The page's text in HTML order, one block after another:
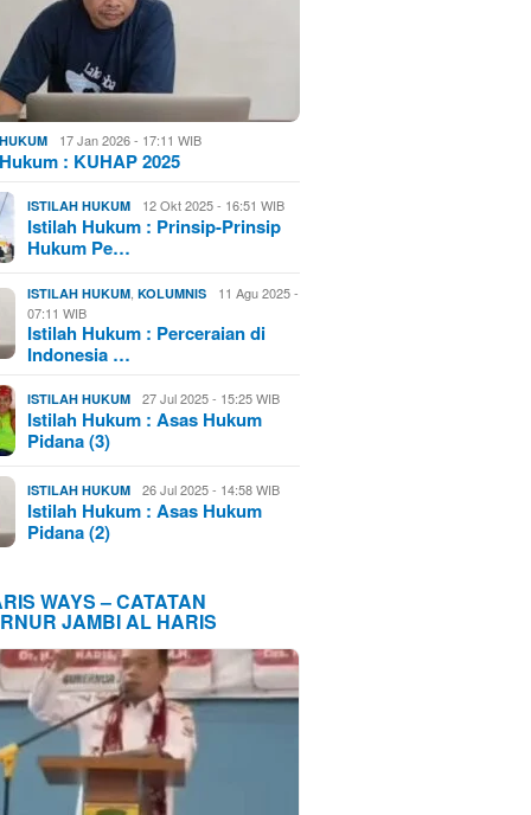
17 Jan 2026 - 17:11 WIB
: KUHAP 2025
ISTILAH HUKUM 12 Okt 2025 - 16:51 WIB
Istilah Hukum : Prinsip-Prinsip
Hukum Pe…
ISTILAH HUKUM ,KOLUMNIS
11 Agu 2025 -
07:11 WIB
Istilah Hukum : Perceraian di
Indonesia …
ISTILAH HUKUM 27 Jul 2025 - 15:25 WIB
Istilah Hukum : Asas Hukum
Pidana (3)
ISTILAH HUKUM 26 Jul 2025 - 14:58 WIB
Istilah Hukum : Asas Hukum
Pidana (2)
WAYS – CATATAN
JAMBI AL HARIS